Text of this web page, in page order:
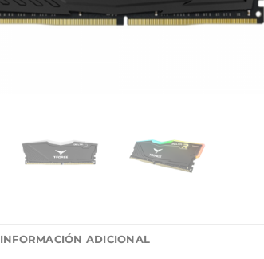
INFORMACIÓN ADICIONAL